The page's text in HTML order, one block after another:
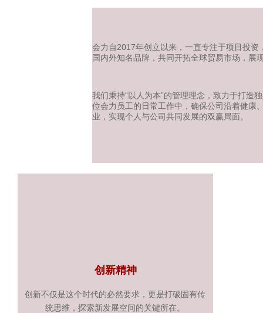
会力自2017年创立以来，一直专注于项目投
国内外知名品牌，共同开拓全球贸易市场，展
我们秉持“以人为本”的管理理念，致力于打造
位会力员工的日常工作中，确保公司沿着健康
业，实现个人与公司共同发展的双赢局面。
创新精神
创新不仅是这个时代的必然要求，更是打破固有传
统思维，探索新发展空间的关键所在。